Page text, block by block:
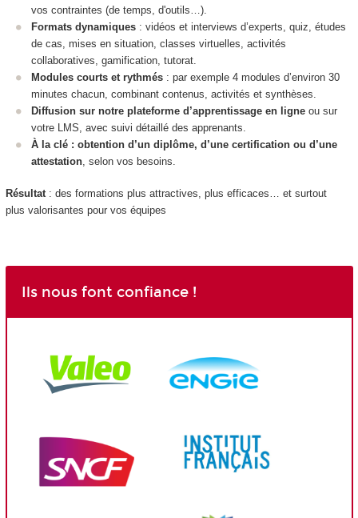
vos contraintes (de temps, d'outils…).
Formats dynamiques : vidéos et interviews d’experts, quiz, études
de cas, mises en situation, classes virtuelles, activités
collaboratives, gamification, tutorat.
Modules courts et rythmés : par exemple 4 modules d’environ 30
minutes chacun, combinant contenus, activités et synthèses.
Diffusion sur notre plateforme d’apprentissage en ligne ou sur
votre LMS, avec suivi détaillé des apprenants.
À la clé : obtention d’un diplôme, d’une certification ou d’une
attestation , selon vos besoins.
Résultat: des formations plus attractives, plus efficaces… et surtout
plus valorisantes pour vos équipes
Ils nous font confiance !